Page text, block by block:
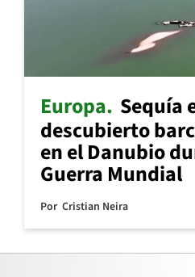
Europa Sequía
descubierto
en el Danubio
Guerra Mundial
Por Cristian Neira